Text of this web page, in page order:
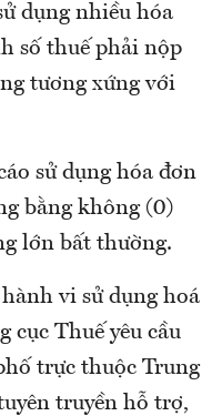
dụng nhiều hóa
số thuế phải nộp
tương xứng với
sử dụng hóa đơn
bằng không (0)
lớn bất thường.
vi sử dụng hoá
Thuế yêu cầu
trực thuộc Trung
truyền hỗ trợ,